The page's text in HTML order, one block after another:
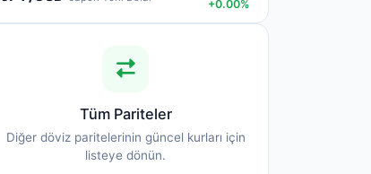
+0.00%
Tüm Pariteler
Diğer döviz paritelerinin güncel kurları için
listeye dönün.